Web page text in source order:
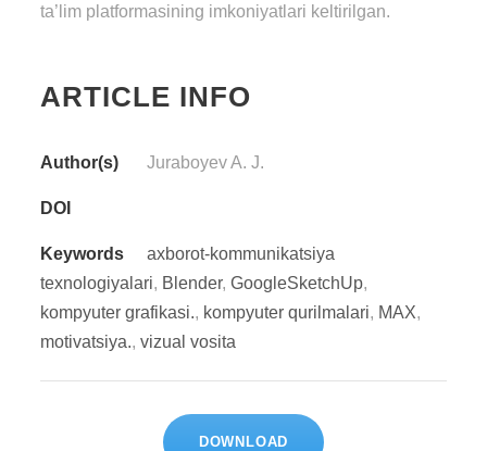
ta’lim platformasining imkoniyatlari keltirilgan.
ARTICLE INFO
Author(s) Juraboyev A. J.
DOI
Keywords
axborot-kommunikatsiya
texnologiyalari, Blender, GoogleSketchUp,
kompyuter grafikasi., kompyuter qurilmalari, MAX,
motivatsiya., vizual vosita
DOWNLOAD